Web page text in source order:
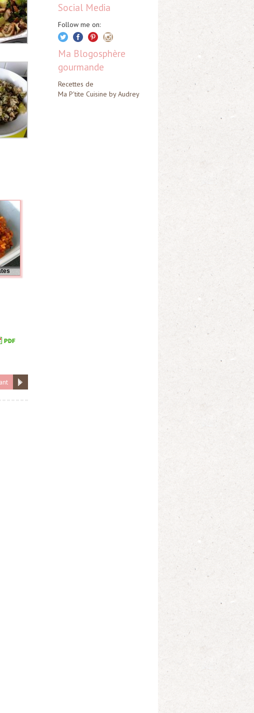
Social Media
Follow me on:
Ma Blogosphère
gourmande
Recettes de
Ma P'tite Cuisine by Audrey